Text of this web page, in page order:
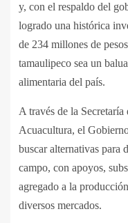
y, con el respaldo del
logrado una histórica
de 234 millones de
tamaulipeco sea un
alimentaria del país.
A través de la
Acuacultura, el
buscar alternativas para
campo, con apoyos,
agregado a la
diversos mercados.